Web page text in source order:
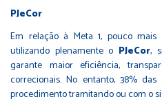
PJeCor
Em relação à Meta 1, pouco
utilizando plenamente o PJeCor,
garante maior eficiência,
correcionais. No entanto, 38%
procedimento tramitando ou com o